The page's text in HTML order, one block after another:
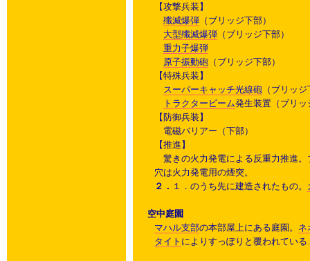
【攻撃兵装】
殲滅爆弾 （ブリッジ下部）
大型殲滅爆弾 （ブリッジ下部）
重力子爆弾
原子振動砲 （ブリッジ下部）
【特殊兵装】
スーパーキャッチ光線砲 （ブリッ
トラクタービーム発生装置（ブリッ
【防御兵装】
電磁バリアー（下部）
【推進】
驚きの火力発電による反重力推進。
穴は火力発電用の煙突。
２． １．のうち先に建造されたもの。
空中庭園
マハル支部の本部屋上にある庭園。 ネ
タイト によりすっぽりと覆われてい